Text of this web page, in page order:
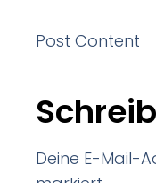
Post Content
Deine E-Mail-